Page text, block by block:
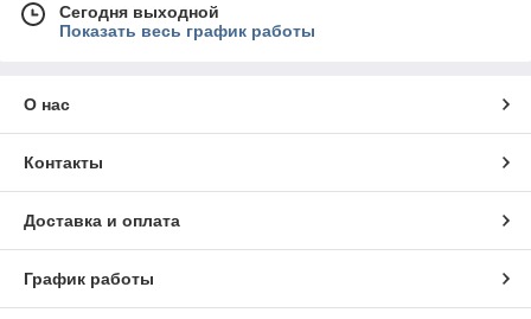
Сегодня выходной
Показать весь график работы
О нас
Контакты
Доставка и оплата
График работы